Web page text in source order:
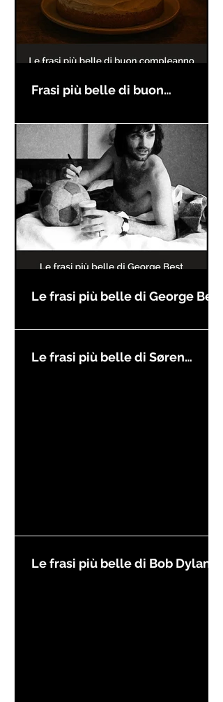
Frasi più belle di buon
Le frasi più belle di George Best
Le frasi più belle di Søren
Le frasi più belle di Bob Dylan